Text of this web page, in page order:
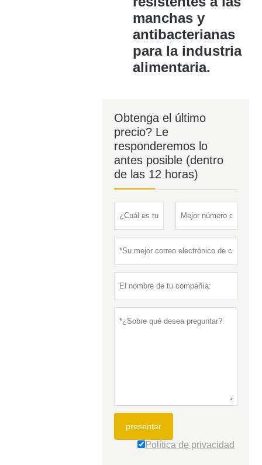
manchas y
antibacterianas
para la industria
alimentaria.
Obtenga el último
precio? Le
responderemos lo
antes posible (dentro
de las 12 horas)
presentar
Política de privacidad